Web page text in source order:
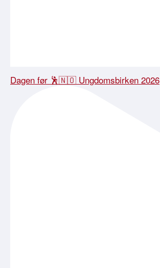
Dagen før 🕺🇳🇴 Ungdomsbirken 2026